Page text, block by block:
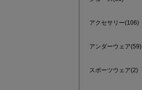
アクセサリー(106)
アンダーウェア(59)
スポーツウェア(2)